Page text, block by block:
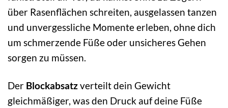
über Rasenflächen schreiten, ausgelassen tanzen
und unvergessliche Momente erleben, ohne dich
um schmerzende Füße oder unsicheres Gehen
sorgen zu müssen.
Der Blockabsatzverteilt dein Gewicht
gleichmäßiger, was den Druck auf deine Füße